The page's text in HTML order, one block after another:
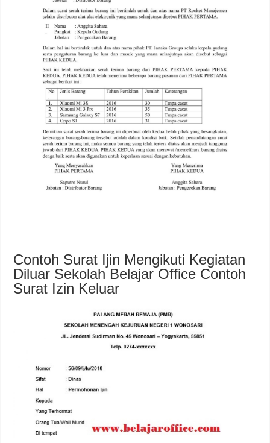
Contoh Surat Ijin Mengikuti Kegiatan
Diluar Sekolah Belajar Office Contoh
Surat Izin Keluar